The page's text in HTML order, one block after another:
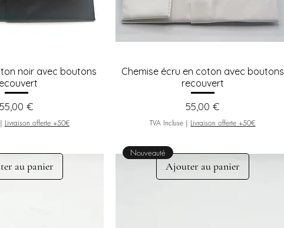
noir avec boutons
Prix
55,00 €
Livraison offerte +50€
Chemise écru en coton avec boutons
recouvert
Prix
55,00 €
TVA Incluse | Livraison offerte +50€
au panier Ajouter au panier
Nouveauté